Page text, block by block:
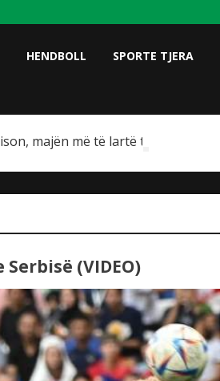
HENDBOLL SPORTE TJERA
majën më të lartë të Italisë
(VIDEO)